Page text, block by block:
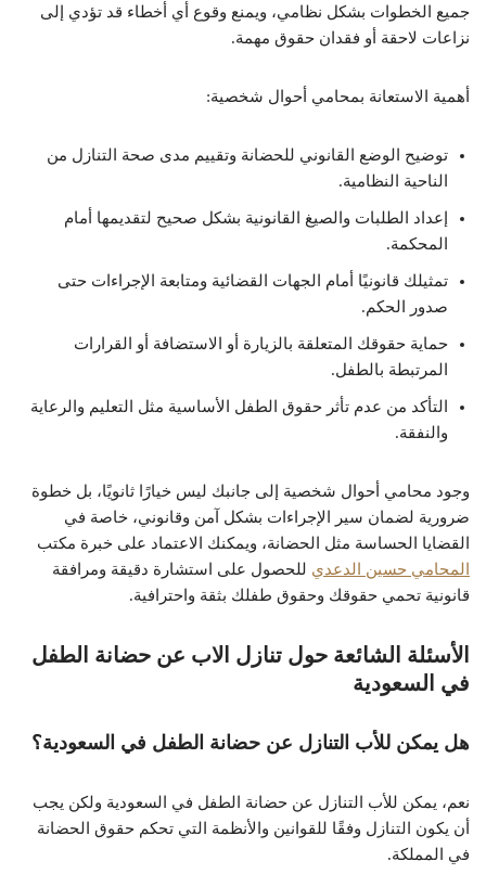
جميع الخطوات بشكل نظامي، ويمنع وقوع أي أخطاء قد تؤدي إلى
نزاعات لاحقة أو فقدان حقوق مهمة.
أهمية الاستعانة بمحامي أحوال شخصية:
توضيح الوضع القانوني للحضانة وتقييم مدى صحة التنازل من
الناحية النظامية.
إعداد الطلبات والصيغ القانونية بشكل صحيح لتقديمها أمام
المحكمة.
تمثيلك قانونيًا أمام الجهات القضائية ومتابعة الإجراءات حتى
صدور الحكم.
حماية حقوقك المتعلقة بالزيارة أو الاستضافة أو القرارات
المرتبطة بالطفل.
التأكد من عدم تأثر حقوق الطفل الأساسية مثل التعليم والرعاية
والنفقة.
وجود محامي أحوال شخصية إلى جانبك ليس خيارًا ثانويًا، بل خطوة
ضرورية لضمان سير الإجراءات بشكل آمن وقانوني، خاصة في
القضايا الحساسة مثل الحضانة، ويمكنك الاعتماد على خبرة مكتب
المحامي حسين الدعدي للحصول على استشارة دقيقة ومرافقة
قانونية تحمي حقوقك وحقوق طفلك بثقة واحترافية.
الأسئلة الشائعة حول تنازل الاب عن حضانة الطفل
في السعودية
هل يمكن للأب التنازل عن حضانة الطفل في السعودية؟
نعم، يمكن للأب التنازل عن حضانة الطفل في السعودية ولكن يجب
أن يكون التنازل وفقًا للقوانين والأنظمة التي تحكم حقوق الحضانة
في المملكة.